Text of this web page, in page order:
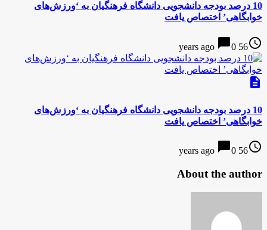
10 درصد بودجه‌ دانشجویی دانشگاه فرهنگیان به ‘ورزش‌های
خوابگاهی’ اختصاص یافت
access_time
56 years ago
chat_bubble0
description
10 درصد بودجه‌ دانشجویی دانشگاه فرهنگیان به ‘ورزش‌های
خوابگاهی’ اختصاص یافت
access_time
56 years ago
chat_bubble0
About the author